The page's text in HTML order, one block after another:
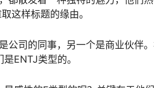
这样标题的缘由。
公司的同事，另一个是商业伙伴
ENTJ类型的。